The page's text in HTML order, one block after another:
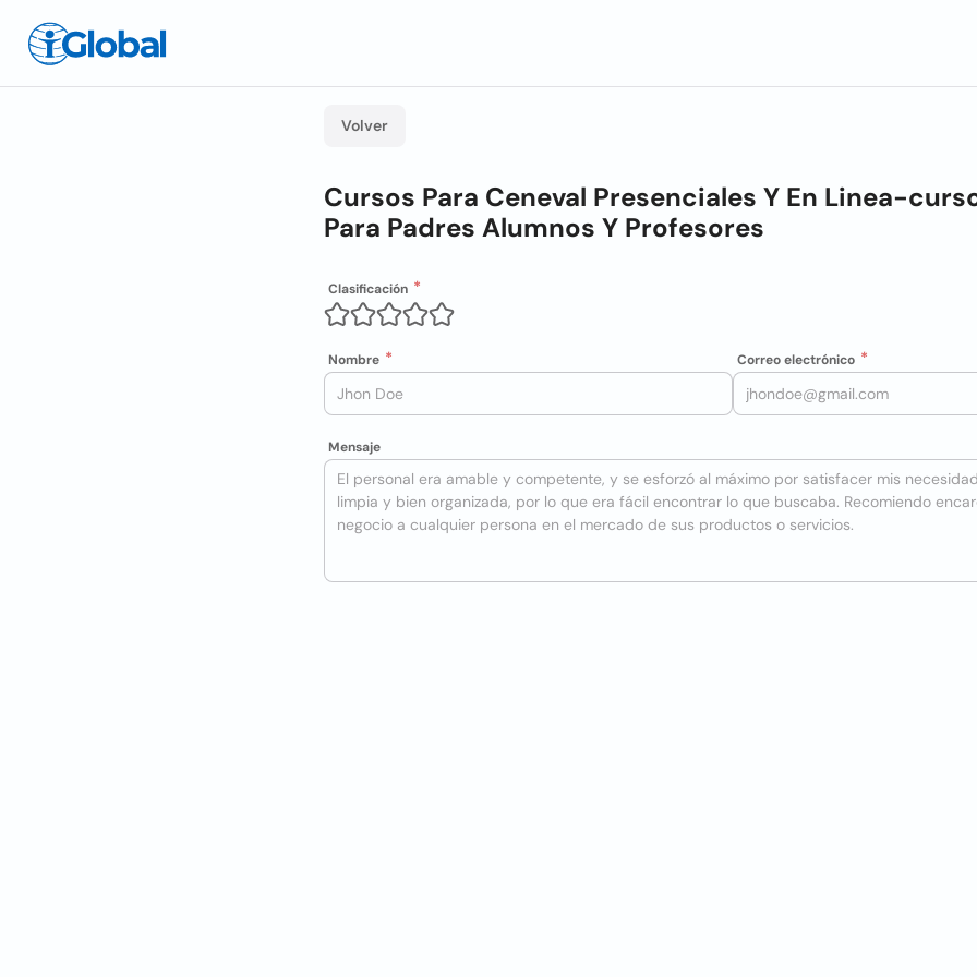
Volver
Cursos Para Ceneval Presenciales Y En Linea-
Para Padres Alumnos Y Profesores
Clasificación
Nombre Correo electrónico
Mensaje